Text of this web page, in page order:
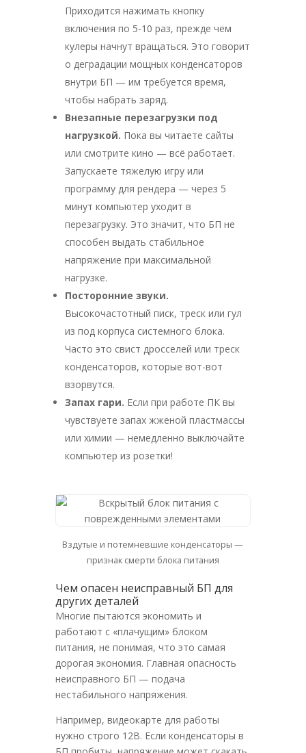
Приходится нажимать кнопку
включения по 5-10 раз, прежде чем
кулеры начнут вращаться. Это говорит
о деградации мощных конденсаторов
внутри БП — им требуется время,
чтобы набрать заряд.
Внезапные перезагрузки под
нагрузкой. Пока вы читаете сайты
или смотрите кино — всё работает.
Запускаете тяжелую игру или
программу для рендера — через 5
минут компьютер уходит в
перезагрузку. Это значит, что БП не
способен выдать стабильное
напряжение при максимальной
нагрузке.
Посторонние звуки.
Высокочастотный писк, треск или гул
из под корпуса системного блока.
Часто это свист дросселей или треск
конденсаторов, которые вот-вот
взорвутся.
Запах гари. Если при работе ПК вы
чувствуете запах жженой пластмассы
или химии — немедленно выключайте
компьютер из розетки!
Вздутые и потемневшие конденсаторы —
признак смерти блока питания
Чем опасен неисправный БП для
других деталей
Многие пытаются экономить и
работают с «плачущим» блоком
питания, не понимая, что это самая
дорогая экономия. Главная опасность
неисправного БП — подача
нестабильного напряжения.
Например, видеокарте для работы
нужно строго 12В. Если конденсаторы в